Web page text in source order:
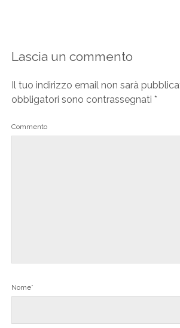
Lascia un commento
Il tuo indirizzo email non sarà
obbligatori sono contrassegnati *
Commento
Nome*